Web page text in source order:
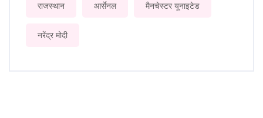
राजस्थान आर्सेनल मैनचेस्टर यूनाइटेड
नरेंद्र मोदी